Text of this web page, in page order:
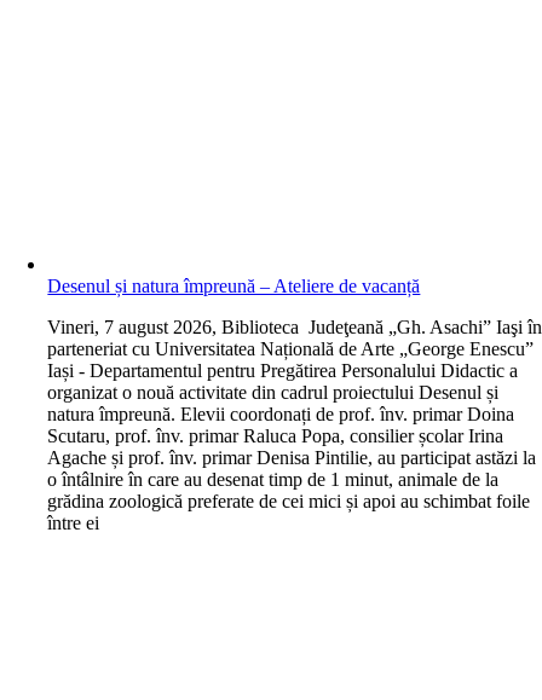
Desenul și natura împreună – Ateliere de vacanță
Vineri, 7 august 2026, Biblioteca Judeţeană „Gh. Asachi” Iaşi în
parteneriat cu Universitatea Națională de Arte „George Enescu”
Iași - Departamentul pentru Pregătirea Personalului Didactic a
organizat o nouă activitate din cadrul proiectului Desenul și
natura împreună. Elevii coordonați de prof. înv. primar Doina
Scutaru, prof. înv. primar Raluca Popa, consilier școlar Irina
Agache și prof. înv. primar Denisa Pintilie, au participat astăzi la
o întâlnire în care au desenat timp de 1 minut, animale de la
grădina zoologică preferate de cei mici și apoi au schimbat foile
între ei